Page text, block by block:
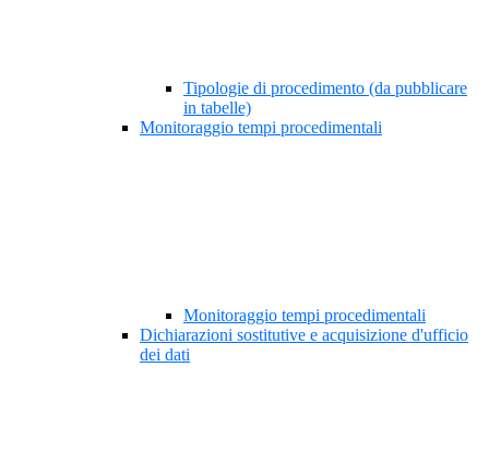
Tipologie di procedimento (da pubblicare
in tabelle)
Monitoraggio tempi procedimentali
Monitoraggio tempi procedimentali
Dichiarazioni sostitutive e acquisizione d'ufficio
dei dati